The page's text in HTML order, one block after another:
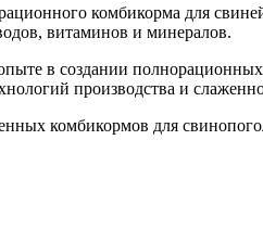
комбикорма для
витаминов и минералов.
в создании
производства и
комбикормов для